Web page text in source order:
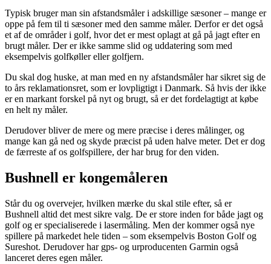
Typisk bruger man sin afstandsmåler i adskillige sæsoner – mange er
oppe på fem til ti sæsoner med den samme måler. Derfor er det også
et af de områder i golf, hvor det er mest oplagt at gå på jagt efter en
brugt måler. Der er ikke samme slid og uddatering som med
eksempelvis golfkøller eller golfjern.
Du skal dog huske, at man med en ny afstandsmåler har sikret sig de
to års reklamationsret, som er lovpligtigt i Danmark. Så hvis der ikke
er en markant forskel på nyt og brugt, så er det fordelagtigt at købe
en helt ny måler.
Derudover bliver de mere og mere præcise i deres målinger, og
mange kan gå ned og skyde præcist på uden halve meter. Det er dog
de færreste af os golfspillere, der har brug for den viden.
Bushnell er kongemåleren
Står du og overvejer, hvilken mærke du skal stile efter, så er
Bushnell altid det mest sikre valg. De er store inden for både jagt og
golf og er specialiserede i lasermåling. Men der kommer også nye
spillere på markedet hele tiden – som eksempelvis Boston Golf og
Sureshot. Derudover har gps- og urproducenten Garmin også
lanceret deres egen måler.